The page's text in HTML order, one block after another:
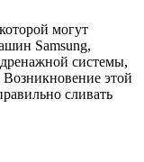
могут
Samsung,
дренажной системы,
Возникновение этой
сливать